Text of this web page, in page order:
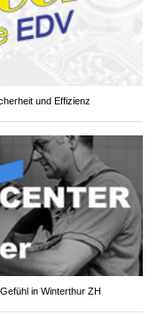
und Effizienz
in Winterthur ZH